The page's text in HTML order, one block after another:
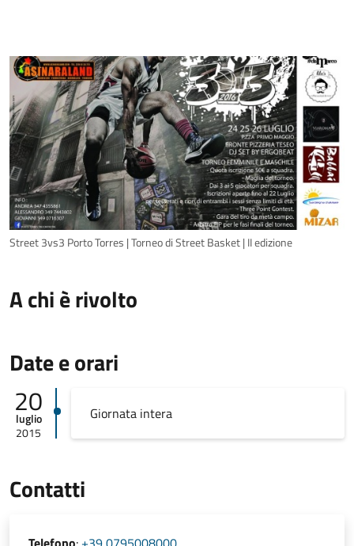
Street 3vs3 Porto Torres | Torneo di Street Basket | II edizione
A chi è rivolto
Date e orari
20
luglio
2015
Giornata intera
Contatti